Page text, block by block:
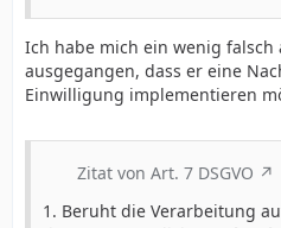
Ich habe mich ein wenig
ausgegangen, dass er eine
Einwilligung implementieren
Zitat von Art. 7 DSGVO
1. Beruht die Verarbeitung